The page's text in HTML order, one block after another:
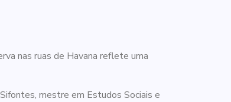
nas ruas de Havana reflete uma
mestre em Estudos Sociais e